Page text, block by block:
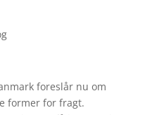
foreslår nu om
former for fragt.